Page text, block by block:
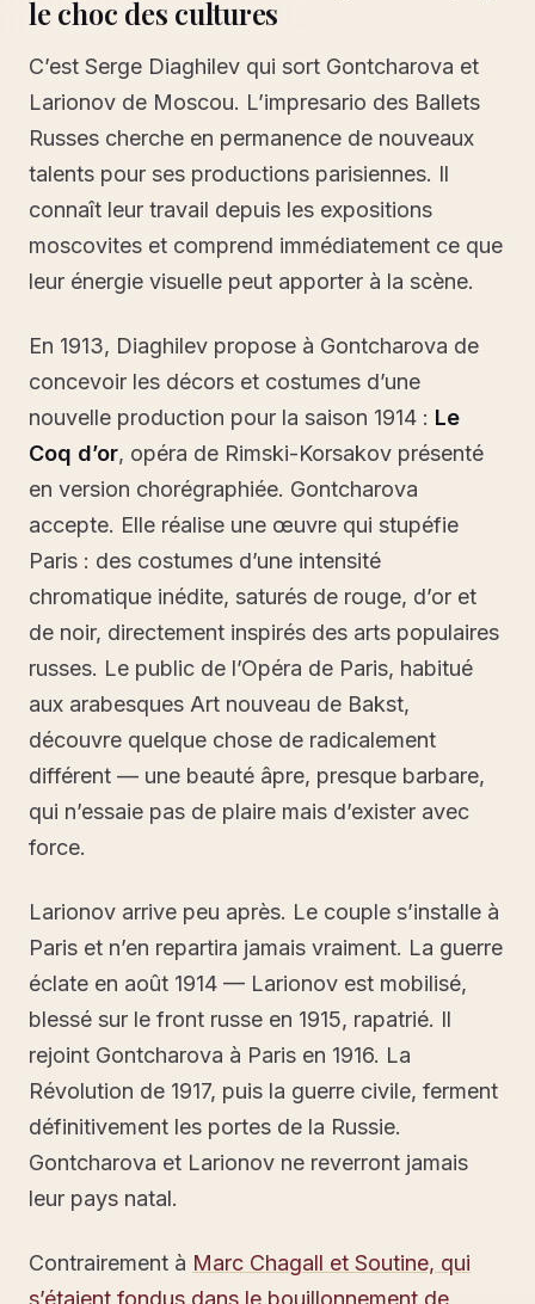
le choc des cultures
C’est Serge Diaghilev qui sort Gontcharova et
Larionov de Moscou. L’impresario des Ballets
Russes cherche en permanence de nouveaux
talents pour ses productions parisiennes. Il
connaît leur travail depuis les expositions
moscovites et comprend immédiatement ce que
leur énergie visuelle peut apporter à la scène.
En 1913, Diaghilev propose à Gontcharova de
concevoir les décors et costumes d’une
nouvelle production pour la saison 1914 : Le
Coq d’or, opéra de Rimski-Korsakov présenté
en version chorégraphiée. Gontcharova
accepte. Elle réalise une œuvre qui stupéfie
Paris : des costumes d’une intensité
chromatique inédite, saturés de rouge, d’or et
de noir, directement inspirés des arts populaires
russes. Le public de l’Opéra de Paris, habitué
aux arabesques Art nouveau de Bakst,
découvre quelque chose de radicalement
différent — une beauté âpre, presque barbare,
qui n’essaie pas de plaire mais d’exister avec
force.
Larionov arrive peu après. Le couple s’installe à
Paris et n’en repartira jamais vraiment. La guerre
éclate en août 1914 — Larionov est mobilisé,
blessé sur le front russe en 1915, rapatrié. Il
rejoint Gontcharova à Paris en 1916. La
Révolution de 1917, puis la guerre civile, ferment
définitivement les portes de la Russie.
Gontcharova et Larionov ne reverront jamais
leur pays natal.
Contrairement à Marc Chagall et Soutine, qui
s’étaient fondus dans le bouillonnement de